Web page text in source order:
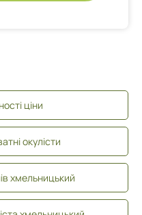
ціни
окулісти
хмельницький